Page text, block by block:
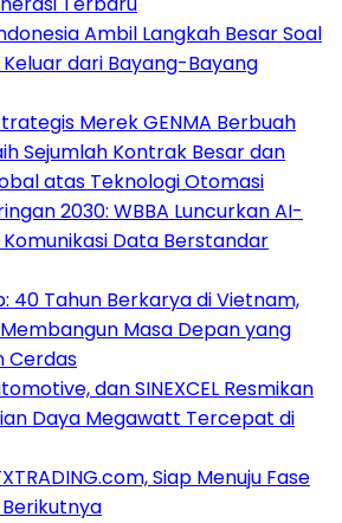
Ambil Langkah Besar Soal
Keluar dari Bayang-Bayang
Merek GENMA Berbuah
Sejumlah Kontrak Besar dan
atas Teknologi Otomasi
2030: WBBA Luncurkan AI-
Data Berstandar
40 Tahun Berkarya di Vietnam,
Masa Depan yang
Cerdas
dan SINEXCEL Resmikan
Daya Megawatt Tercepat di
Siap Menuju Fase